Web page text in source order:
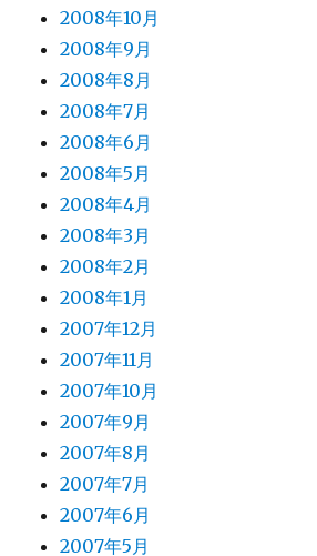
2008年10月
2008年9月
2008年8月
2008年7月
2008年6月
2008年5月
2008年4月
2008年3月
2008年2月
2008年1月
2007年12月
2007年11月
2007年10月
2007年9月
2007年8月
2007年7月
2007年6月
2007年5月